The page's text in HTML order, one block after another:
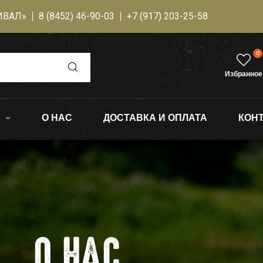
8 (8452) 46-90-03 +7 (917) 203-25-58
Избранное
0
О НАС ДОСТАВКА И ОПЛАТА